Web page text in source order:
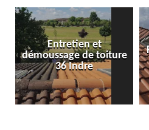
Entretien et
démoussage de toiture
36 Indre